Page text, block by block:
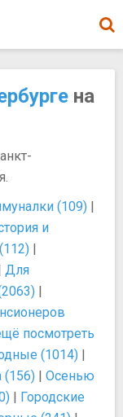
на
(109) |
и
|
Для
|
посмотреть
(1014) |
| Осенью
| Городские